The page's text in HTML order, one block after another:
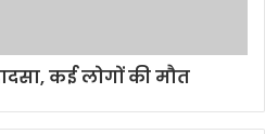
कई लोगों की मौत